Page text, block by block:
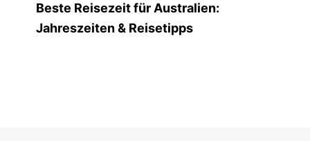
Beste Reisezeit für Australien:
Jahreszeiten & Reisetipps